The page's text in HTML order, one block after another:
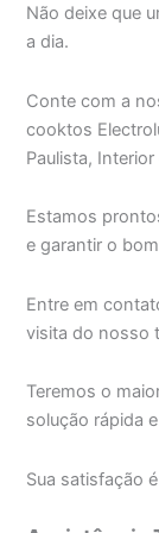
Não deixe que
a dia.
Conte com a
cooktos
Paulista, Interior
Estamos
e garantir o
Entre em
visita do nosso
Teremos o
solução rápida
Sua satisfação